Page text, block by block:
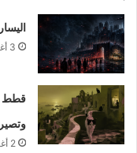
3 أغسطس، 2026
قطط
2 أغسطس، 2026